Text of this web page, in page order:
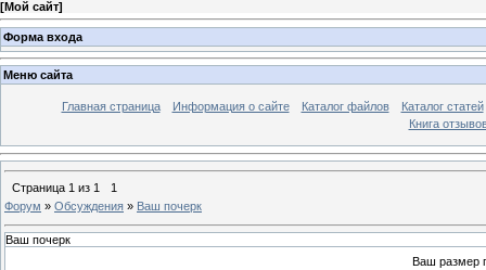
[Мой сайт]
Форма входа
Меню сайта
Главная страница Информация о сайте Каталог файлов
Каталог статей
Книга
Страница 1 из 1
1
Форум » Обсуждения » Ваш почерк
Ваш почерк
Ваш размер